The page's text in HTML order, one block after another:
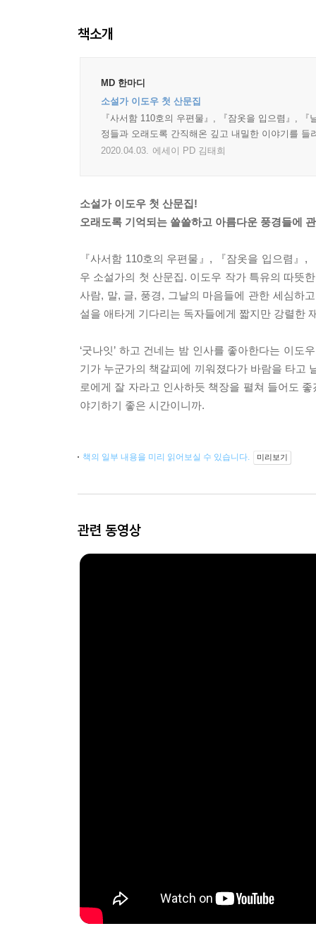
책소개
MD 한마디
소설가 이도우 첫 산문집
『사서함 110호의 우편물』, 『잠옷을 입으렴』,
정들과 오래도록 간직해온 깊고 내밀한 이야기를 들
2020.04.03. 에세이 PD 김태희
소설가 이도우 첫 산문집!
오래도록 기억되는 쓸쓸하고 아름다운 풍경들에
『사서함 110호의 우편물』, 『잠옷을 입으렴』
우 소설가의 첫 산문집. 이도우 작가 특유의 따뜻
사람, 말, 글, 풍경, 그날의 마음들에 관한 세심하
설을 애타게 기다리는 독자들에게 짧지만 강렬한
‘굿나잇’ 하고 건네는 밤 인사를 좋아한다는 이도
기가 누군가의 책갈피에 끼워졌다가 바람을 타고
로에게 잘 자라고 인사하듯 책장을 펼쳐 들어도
야기하기 좋은 시간이니까.
책의 일부 내용을 미리 읽어보실 수 있습니다. 미리보기
관련 동영상